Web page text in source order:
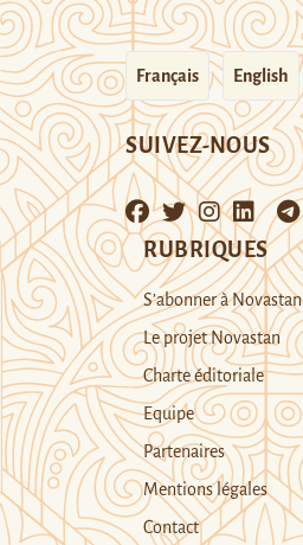
Français English
SUIVEZ-NOUS
RUBRIQUES
S’abonner à Novastan
Le projet Novastan
Charte éditoriale
Equipe
Partenaires
Mentions légales
Contact